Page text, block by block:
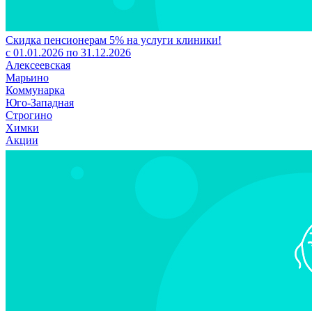
Скидка пенсионерам 5% на услуги клиники!
с 01.01.2026 по 31.12.2026
Алексеевская
Марьино
Коммунарка
Юго-Западная
Строгино
Химки
Акции